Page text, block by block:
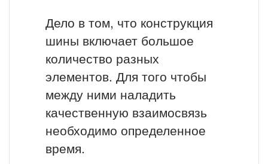
Дело в том, что конструкция
шины включает большое
количество разных
элементов. Для того чтобы
между ними наладить
качественную взаимосвязь
необходимо определенное
время.